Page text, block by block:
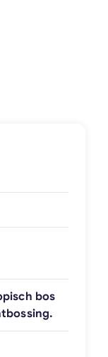
bos